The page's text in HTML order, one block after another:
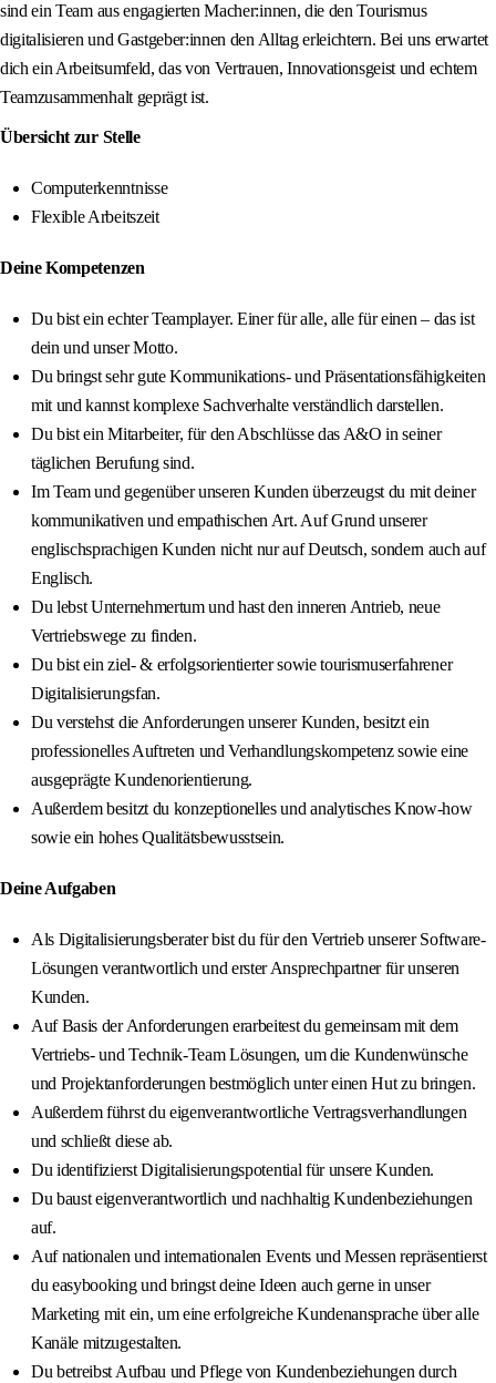
sind ein Team aus engagierten Macher:innen, die den Tourismus
digitalisieren und Gastgeber:innen den Alltag erleichtern. Bei uns erwartet
dich ein Arbeitsumfeld, das von Vertrauen, Innovationsgeist und echtem
Teamzusammenhalt geprägt ist.
Übersicht zur Stelle
Computerkenntnisse
Flexible Arbeitszeit
Deine Kompetenzen
Du bist ein echter Teamplayer. Einer für alle, alle für einen – das ist
dein und unser Motto.
Du bringst sehr gute Kommunikations- und Präsentationsfähigkeiten
mit und kannst komplexe Sachverhalte verständlich darstellen.
Du bist ein Mitarbeiter, für den Abschlüsse das A&O in seiner
täglichen Berufung sind.
Im Team und gegenüber unseren Kunden überzeugst du mit deiner
kommunikativen und empathischen Art. Auf Grund unserer
englischsprachigen Kunden nicht nur auf Deutsch, sondern auch auf
Englisch.
Du lebst Unternehmertum und hast den inneren Antrieb, neue
Vertriebswege zu finden.
Du bist ein ziel- & erfolgsorientierter sowie tourismuserfahrener
Digitalisierungsfan.
Du verstehst die Anforderungen unserer Kunden, besitzt ein
professionelles Auftreten und Verhandlungskompetenz sowie eine
ausgeprägte Kundenorientierung.
Außerdem besitzt du konzeptionelles und analytisches Know-how
sowie ein hohes Qualitätsbewusstsein.
Deine Aufgaben
Als Digitalisierungsberater bist du für den Vertrieb unserer Software-
Lösungen verantwortlich und erster Ansprechpartner für unseren
Kunden.
Auf Basis der Anforderungen erarbeitest du gemeinsam mit dem
Vertriebs- und Technik-Team Lösungen, um die Kundenwünsche
und Projektanforderungen bestmöglich unter einen Hut zu bringen.
Außerdem führst du eigenverantwortliche Vertragsverhandlungen
und schließt diese ab.
Du identifizierst Digitalisierungspotential für unsere Kunden.
Du baust eigenverantwortlich und nachhaltig Kundenbeziehungen
auf.
Auf nationalen und internationalen Events und Messen repräsentierst
du easybooking und bringst deine Ideen auch gerne in unser
Marketing mit ein, um eine erfolgreiche Kundenansprache über alle
Kanäle mitzugestalten.
Du betreibst Aufbau und Pflege von Kundenbeziehungen durch